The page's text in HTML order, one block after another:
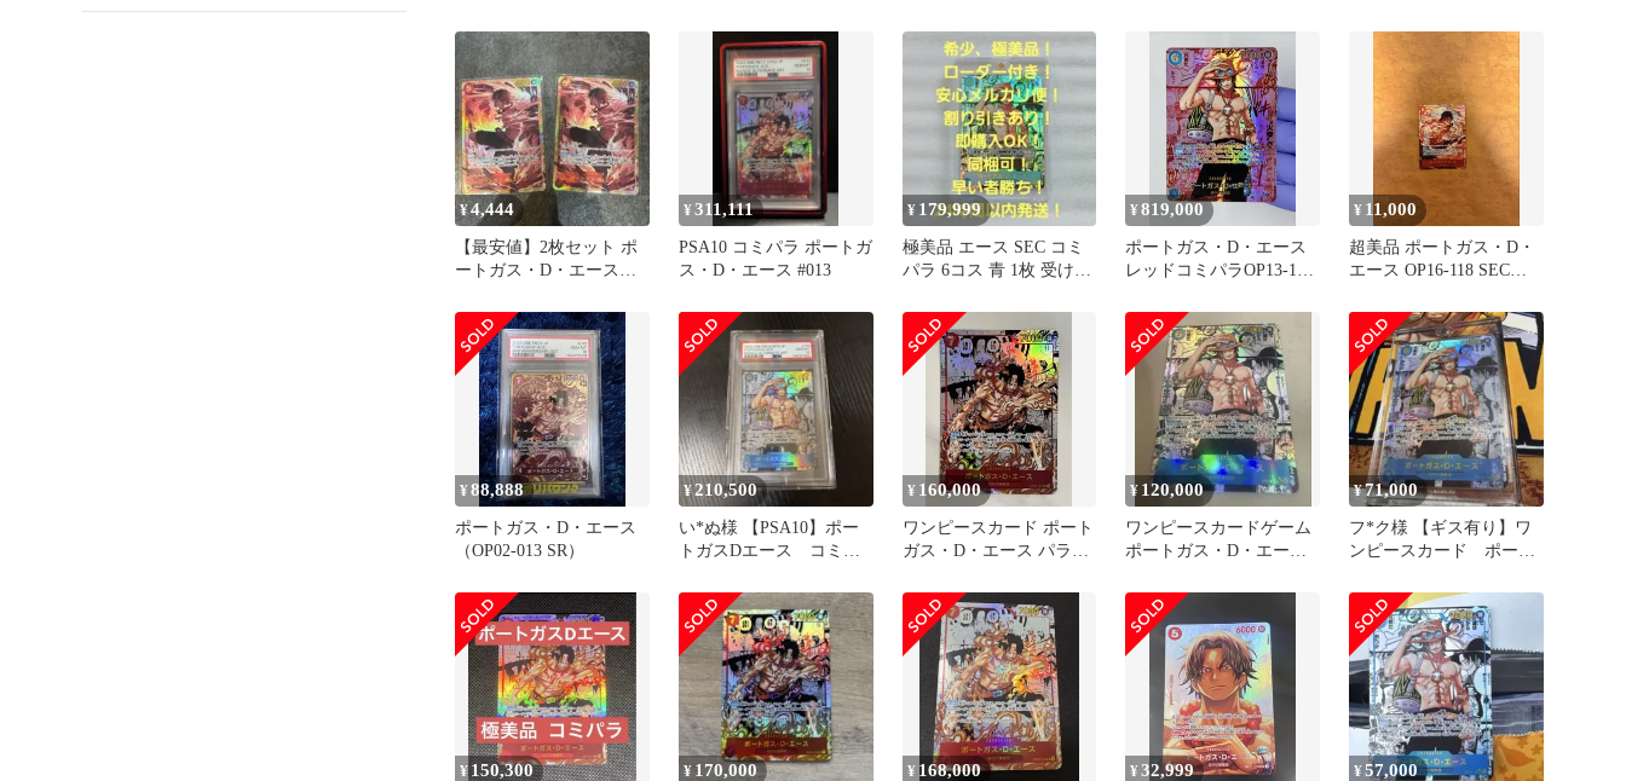
ミパラ
¥4,444
【最安値】2枚セット ポ
ートガス・D・エース
¥311,111
PSA10 コミパラ ポートガ
ス・D・エース #013
¥ 179,999
極美品 エース SEC コミ
パラ 6コス 青 1枚 受け継
¥819,000
ポートガス・D・エース
レッドコミパラOP13-119
¥ 11,000
超美品 ポートガス・D・
エース OP16-118 SECパ
¥88,888
ポートガス・D・エース
（OP02-013 SR）
¥210,500
い*ぬ様 【PSA10】ポー
トガスDエース コミパ
¥ 160,000
ワンピースカード ポート
ガス・D・エース パラレ
¥ 120,000
ワンピースカードゲーム
ポートガス・D・エース
¥71,000
フ*ク様 【ギス有り】ワ
ンピースカード ポート
パラ
¥150,300 ¥170,000 ¥ 168,000 ¥32,999 ¥57,000